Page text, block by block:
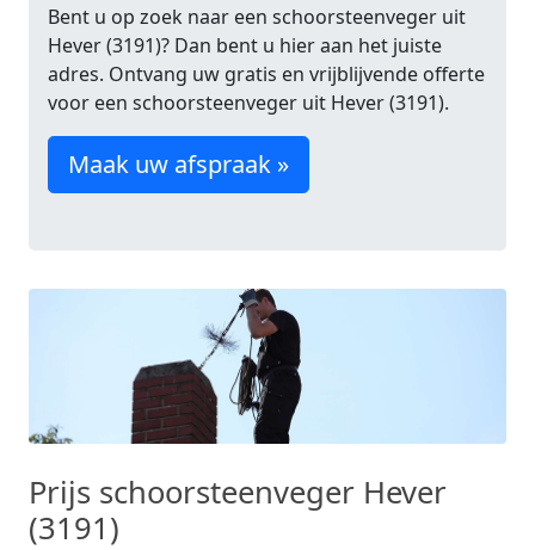
Bent u op zoek naar een schoorsteenveger uit
Hever (3191)? Dan bent u hier aan het juiste
adres. Ontvang uw gratis en vrijblijvende offerte
voor een schoorsteenveger uit Hever (3191).
Maak uw afspraak »
Prijs schoorsteenveger Hever
(3191)